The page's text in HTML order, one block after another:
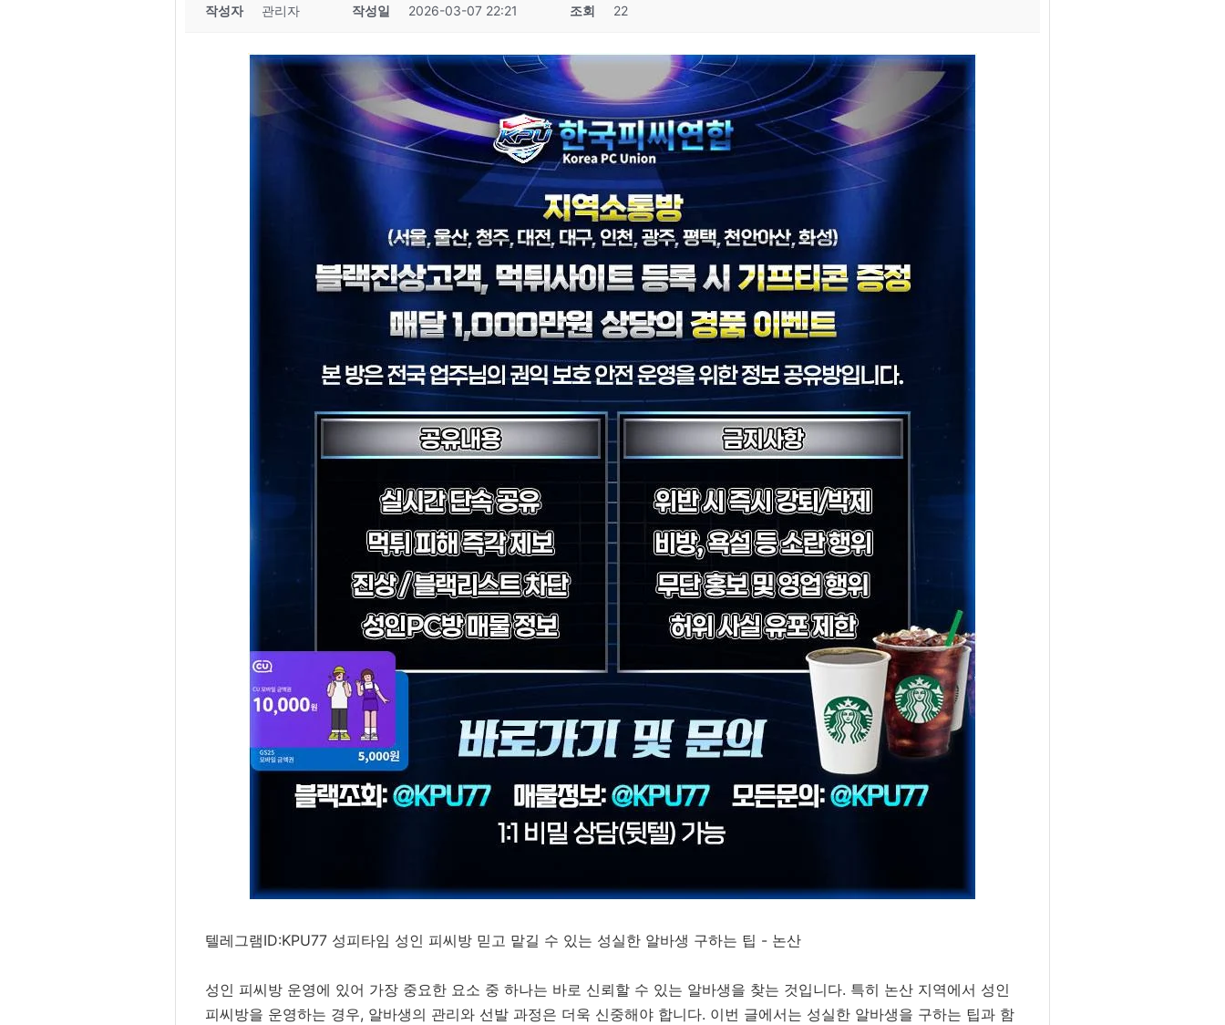
작성자 관리자 작성일 2026-03-07 22:21 조회 22
텔레그램ID:KPU77 성피타임 성인 피씨방 믿고 맡길 수 있는 성실한 알바생 구하는 팁 - 논산
성인 피씨방 운영에 있어 가장 중요한 요소 중 하나는 바로 신뢰할 수 있는 알바생을 찾는 것입니다. 특히 논산 지역에서 성인
피씨방을 운영하는 경우, 알바생의 관리와 선발 과정은 더욱 신중해야 합니다. 이번 글에서는 성실한 알바생을 구하는 팁과 함